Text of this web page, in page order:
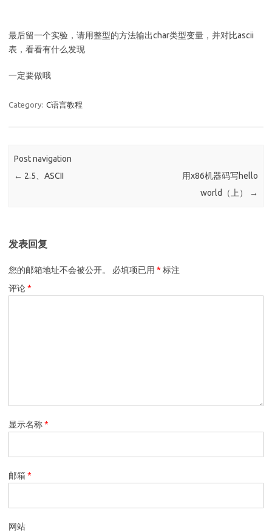
最后留一个实验，请用整型的方法输出char类型变量，并对比ascii
表，看看有什么发现
一定要做哦
Category: C语言教程
Post navigation
← 2.5、ASCII
用x86机器码写hello
world（上）
→
发表回复
您的邮箱地址不会被公开。 必填项已用 * 标注
评论*
显示名称*
邮箱*
网站